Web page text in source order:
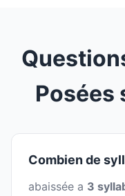
Posées
Combien de
abaissée a 3